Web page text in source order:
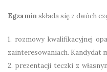
Egzaminskłada się z dwóch
1. rozmowy kwalifikacyjnej
zainteresowaniach. Kandydat
2. prezentacji teczki z